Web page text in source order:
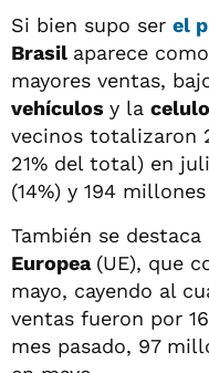
Si bien supo ser el
Brasil aparece
mayores ventas,
vehículos y la
vecinos totalizaron
21% del total) en
(14%) y 194
También se
Europea (UE), que
mayo, cayendo al
ventas fueron por
mes pasado, 97